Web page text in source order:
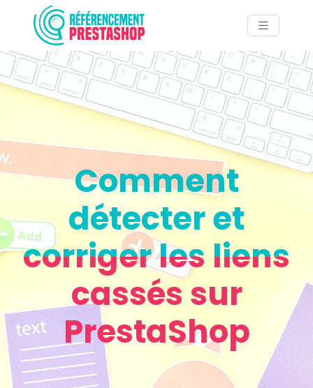
Comment
détecter et
corriger les liens
cassés sur
PrestaShop